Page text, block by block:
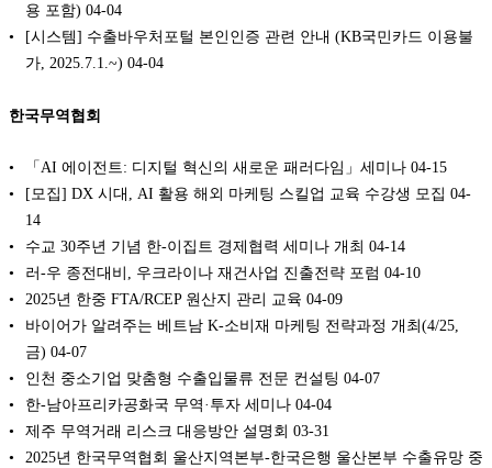
용 포함) 04-04
[시스템] 수출바우처포털 본인인증 관련 안내 (KB국민카드 이용불
가, 2025.7.1.~) 04-04
한국무역협회
「AI 에이전트: 디지털 혁신의 새로운 패러다임」세미나 04-15
[모집] DX 시대, AI 활용 해외 마케팅 스킬업 교육 수강생 모집 04-
14
수교 30주년 기념 한-이집트 경제협력 세미나 개최 04-14
러-우 종전대비, 우크라이나 재건사업 진출전략 포럼 04-10
2025년 한중 FTA/RCEP 원산지 관리 교육 04-09
바이어가 알려주는 베트남 K-소비재 마케팅 전략과정 개최(4/25,
금) 04-07
인천 중소기업 맞춤형 수출입물류 전문 컨설팅 04-07
한-남아프리카공화국 무역·투자 세미나 04-04
제주 무역거래 리스크 대응방안 설명회 03-31
2025년 한국무역협회 울산지역본부-한국은행 울산본부 수출유망 중